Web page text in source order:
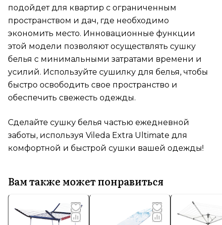
подойдет для квартир с ограниченным
пространством и дач, где необходимо
экономить место. Инновационные функции
этой модели позволяют осуществлять сушку
белья с минимальными затратами времени и
усилий. Используйте сушилку для белья, чтобы
быстро освободить свое пространство и
обеспечить свежесть одежды.
Сделайте сушку белья частью ежедневной
заботы, используя Vileda Extra Ultimate для
комфортной и быстрой сушки вашей одежды!
Вам также может понравиться